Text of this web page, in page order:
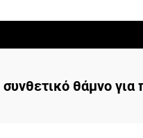
συνθετικό θάμνο για